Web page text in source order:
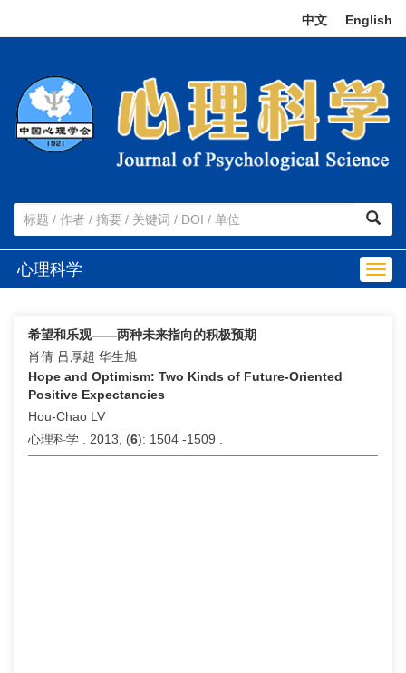
中文 English
心理科学
希望和乐观——两种未来指向的积极预期
肖倩 吕厚超 华生旭
Hope and Optimism: Two Kinds of Future-Oriented
Positive Expectancies
Hou-Chao LV
心理科学 . 2013, (6): 1504 -1509 .